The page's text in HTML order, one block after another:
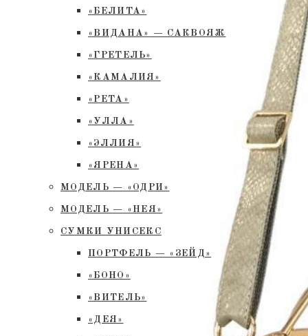
«БЕЛИТА»
«ВИДАНА» — САКВОЯЖ
«ГРЕТЕЛЬ»
«КАМАЛИЯ»
«РЕТА»
«УЛЛА»
«ЭЛЛИЯ»
«ЯРЕНА»
МОДЕЛЬ — «ОДРИ»
МОДЕЛЬ — «НЕЯ»
СУМКИ УНИСЕКС
ПОРТФЕЛЬ — «ЗЕЙД»
«БОНО»
«ВИТЕЛЬ»
«ДЕЯ»